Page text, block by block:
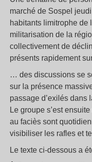
marché de Sospel
habitants limitrophe de
militarisation de la
collectivement de
présents rapidement
… des discussions se
sur la présence
passage d’exilés dans
Le groupe s’est
au faciès sont
visibiliser les rafles et
Le texte ci-dessous a